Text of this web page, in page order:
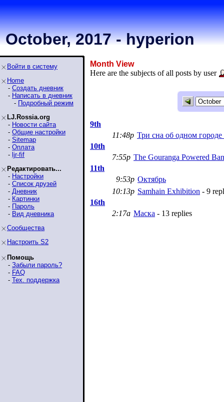
October, 2017 - hyperion
Войти в систему
Home
- Создать дневник
- Написать в дневник
- Подробный режим
LJ.Rossia.org
- Новости сайта
- Общие настройки
- Sitemap
- Оплата
- ljr-fif
Редактировать...
- Настройки
- Список друзей
- Дневник
- Картинки
- Пароль
- Вид дневника
Сообщества
Настроить S2
Помощь
- Забыли пароль?
- FAQ
- Тех. поддержка
Month View
Here are the subjects of all posts by user
9th
11:48p Три сна об одном
10th
7:55p The Gouranga Powered
11th
9:53p Октябрь
10:13p Samhain Exhibition - 9
16th
2:17a Маска - 13 replies